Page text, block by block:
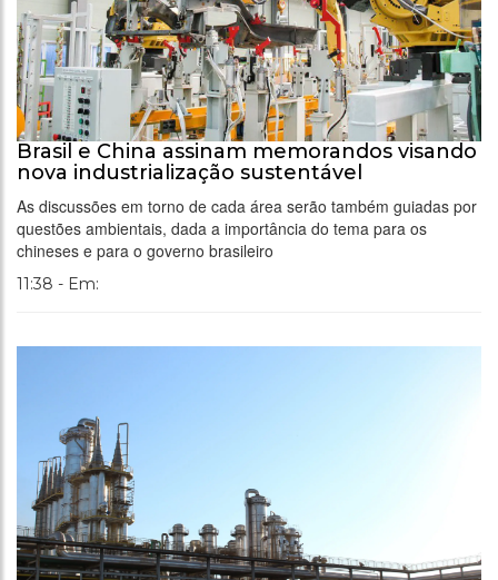
Brasil e China assinam memorandos visando
nova industrialização sustentável
As discussões em torno de cada área serão também guiadas por
questões ambientais, dada a importância do tema para os
chineses e para o governo brasileiro
11:38 - Em: